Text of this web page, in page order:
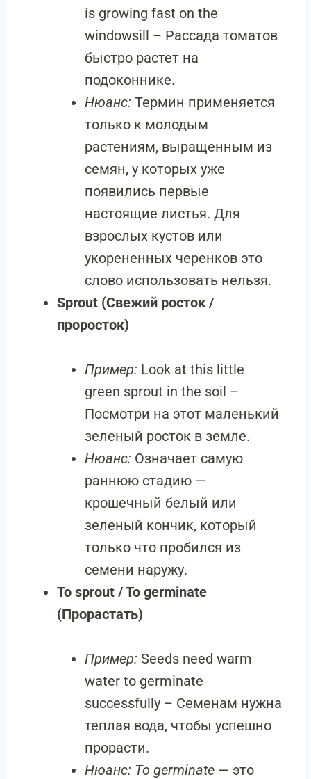
is growing fast on the
windowsill – Рассада томатов
быстро растет на
подоконнике.
Нюанс: Термин применяется
только к молодым
растениям, выращенным из
семян, у которых уже
появились первые
настоящие листья. Для
взрослых кустов или
укорененных черенков это
слово использовать нельзя.
Sprout (Свежий росток /
проросток)
Пример: Look at this little
green sprout in the soil –
Посмотри на этот маленький
зеленый росток в земле.
Нюанс: Означает самую
раннюю стадию —
крошечный белый или
зеленый кончик, который
только что пробился из
семени наружу.
To sprout / To germinate
(Прорастать)
Пример: Seeds need warm
water to germinate
successfully – Семенам нужна
теплая вода, чтобы успешно
прорасти.
Нюанс: To germinate — это